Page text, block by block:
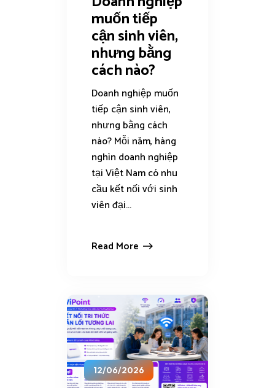
muốn tiếp
cận sinh viên,
nhưng bằng
cách nào?
Doanh nghiệp muốn
tiếp cận sinh viên,
nhưng bằng cách
nào? Mỗi năm, hàng
nghìn doanh nghiệp
tại Việt Nam có nhu
cầu kết nối với sinh
viên đại...
Read More
12/06/2026